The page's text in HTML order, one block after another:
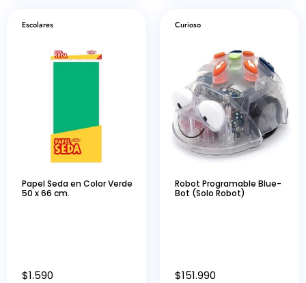
Escolares
Papel Seda en Color Verde
50 x 66 cm.
$1.590
Curioso
Robot Programable Blue-
Bot (Solo Robot)
$151.990